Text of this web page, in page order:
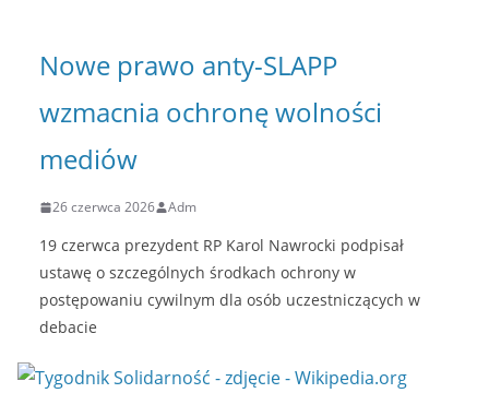
Nowe prawo anty-SLAPP
wzmacnia ochronę wolności
mediów
26 czerwca 2026 Adm
19 czerwca prezydent RP Karol Nawrocki podpisał
ustawę o szczególnych środkach ochrony w
postępowaniu cywilnym dla osób uczestniczących w
debacie